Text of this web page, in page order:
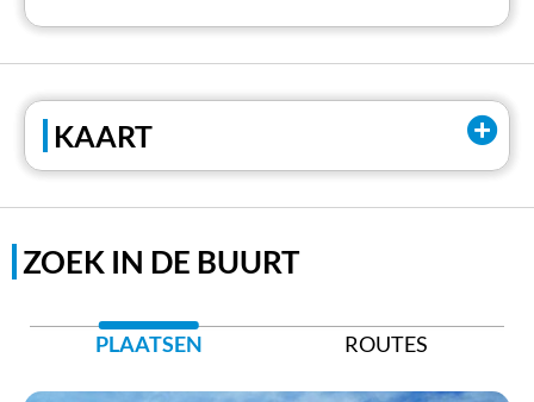
KAART
ZOEK IN DE BUURT
PLAATSEN ROUTES